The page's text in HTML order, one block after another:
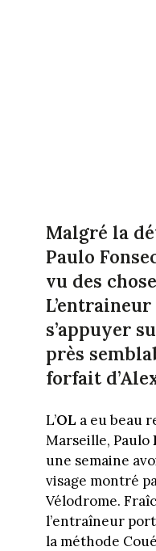
Malgré la
Paulo
vu des
s’appuyer
près
forfait
L’OL a eu beau
Marseille, Paulo
une semaine
visage montré
Vélodrome.
l’entraîneur
la méthode